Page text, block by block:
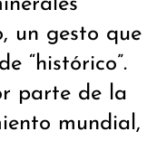
un gesto que
“histórico”.
parte de la
mundial,